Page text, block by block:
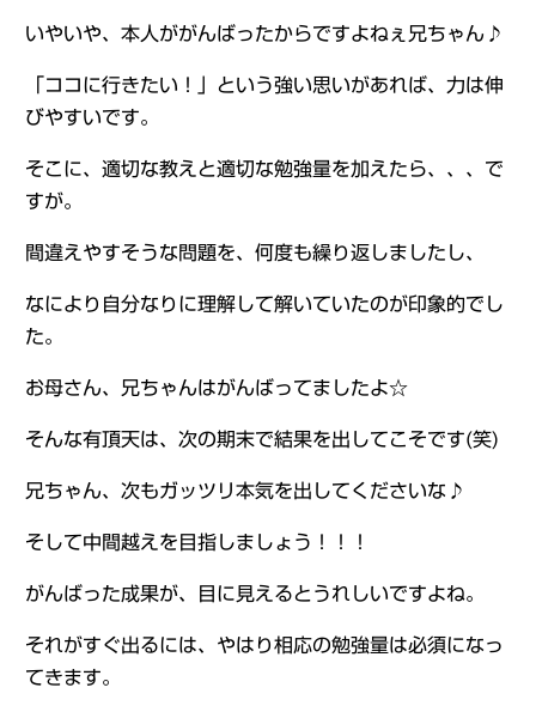
いやいや、本人ががんばったからですよねぇ兄ちゃん♪
「ココに行きたい！」という強い思いがあれば、力は伸
びやすいです。
そこに、適切な教えと適切な勉強量を加えたら、、、で
すが。
間違えやすそうな問題を、何度も繰り返しましたし、
なにより自分なりに理解して解いていたのが印象的でし
た。
お母さん、兄ちゃんはがんばってましたよ☆
そんな有頂天は、次の期末で結果を出してこそです(笑)
兄ちゃん、次もガッツリ本気を出してくださいな♪
そして中間越えを目指しましょう！！！
がんばった成果が、目に見えるとうれしいですよね。
それがすぐ出るには、やはり相応の勉強量は必須になっ
てきます。